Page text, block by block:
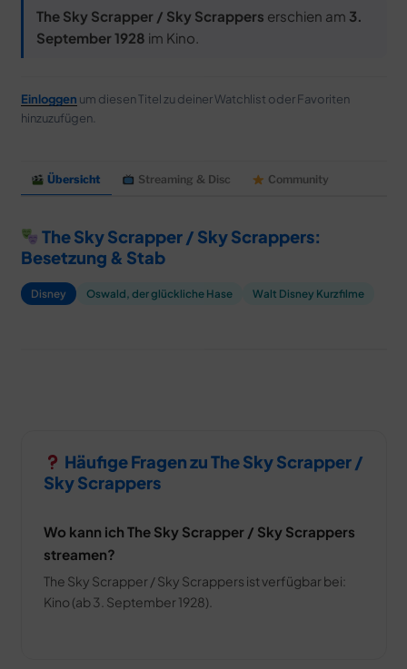
DEALS
The Sky Scrapper / Sky Scrappers erschien am 3.
September 1928 im Kino.
Einloggen um diesen Titel zu deiner Watchlist oder Favoriten
hinzuzufügen.
Übersicht Streaming & Disc Community
The Sky Scrapper / Sky Scrappers:
Besetzung & Stab
Disney Oswald, der glückliche Hase Walt Disney Kurzfilme
Häufige Fragen zu The Sky Scrapper /
Sky Scrappers
Wo kann ich The Sky Scrapper / Sky Scrappers
streamen?
The Sky Scrapper / Sky Scrappers ist verfügbar bei:
Kino (ab 3. September 1928).